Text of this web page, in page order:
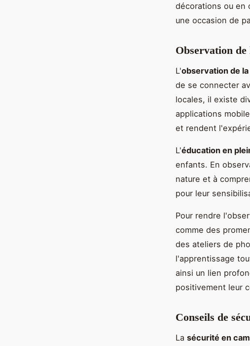
décorations ou en
une occasion de
Observation
L'observation de
de se connecter
locales, il existe
applications
et rendent
L'éducation en
enfants. En
nature et à
pour leur
Pour rendre
comme des
des ateliers de
l'apprentissage
ainsi un lien
positivement leur
Conseils de
La sécurité en